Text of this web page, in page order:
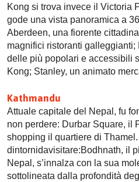
Kong si trova invece il Victoria
gode una vista panoramica a
Aberdeen, una fiorente
magnifici ristoranti
delle più popolari e accessibili
Kong; Stanley, un animato
Kathmandu
Attuale capitale del Nepal, fu
non perdere: Durbar Square, il
shopping il quartiere di
dintornidavisitare:Bodhnath, il
Nepal, s’innalza con la sua
sottolineata dalla profondità